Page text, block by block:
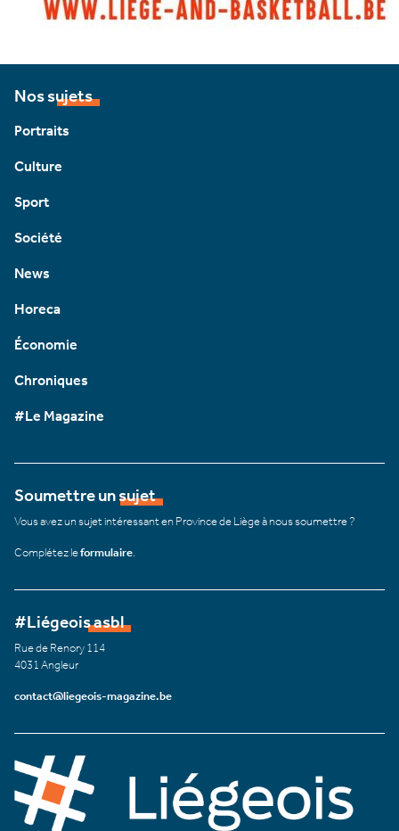
Nos sujets
Portraits
Culture
Sport
Société
News
Horeca
Économie
Chroniques
#Le Magazine
Soumettre un sujet
Vous avez un sujet intéressant en Province de Liège à nous soumettre ?
Complétez leformulaire
#Liégeois asbl
Rue de Renory 114
4031 Angleur
contact@liegeois-magazine.be